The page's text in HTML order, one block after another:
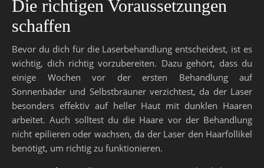
Die richtigen Voraussetzungen
schaffen
Bevor du dich für die Laserbehandlung entscheidest, ist es
wichtig, dich richtig vorzubereiten. Dazu gehört, dass du
einige Wochen vor der ersten Behandlung auf
Sonnenbäder und Selbstbräuner verzichtest, da der Laser
besonders effektiv auf heller Haut mit dunklen Haaren
arbeitet. Auch solltest du die Haare vor der Behandlung
nicht epilieren oder wachsen, da der Laser den Haarfollikel
benötigt, um richtig zu funktionieren.